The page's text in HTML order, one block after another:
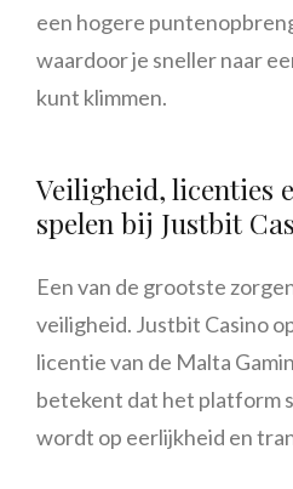
een hogere
waardoor je sneller naar
kunt klimmen.
Veiligheid, licenties
spelen bij Justbit
Een van de grootste
veiligheid. Justbit Casino
licentie van de Malta
betekent dat het platform
wordt op eerlijkheid en